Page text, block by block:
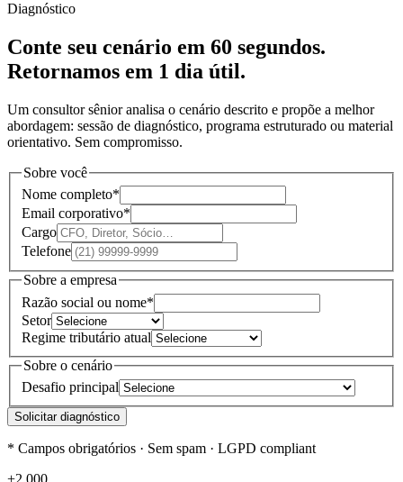
Diagnóstico
Conte seu cenário em 60 segundos.
Retornamos em 1 dia útil.
Um consultor sênior analisa o cenário descrito e propõe a melhor
abordagem: sessão de diagnóstico, programa estruturado ou material
orientativo. Sem compromisso.
Sobre você
Nome completo*
Email corporativo*
Cargo
Telefone
Sobre a empresa
Razão social ou nome*
Setor
Regime tributário atual
Sobre o cenário
Desafio principal
Solicitar diagnóstico
* Campos obrigatórios · Sem spam · LGPD compliant
+2.000